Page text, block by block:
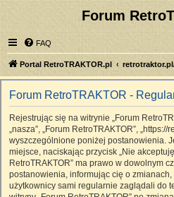
Forum
FAQ
Portal RetroTRAKTOR.pl
Forum RetroTRAKTOR -
Rejestrując się na witrynie „Forum
„nasza”, „Forum RetroTRAKTOR”,
wyszczególnione poniżej postanowienia.
miejsce, naciskając przycisk „Nie
RetroTRAKTOR” ma prawo w dowolnym
postanowienia, informując cię o
użytkownicy sami regularnie zaglądali do